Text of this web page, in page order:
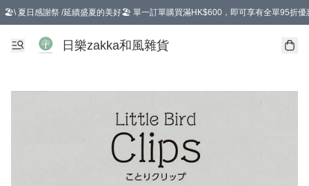
🏖️\ 夏日感謝祭 /延續盛夏的美好🏖️ 單一訂單購買滿HK$600，即可享有全單95折優
選擇GoGoX住宅/工商地址配送，單一訂單消費購物滿HK$680(折扣後），可享有
日樂zakka和風雜貨